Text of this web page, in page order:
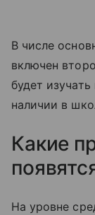
В числе
включен
будет
наличии в
Какие
На уровне